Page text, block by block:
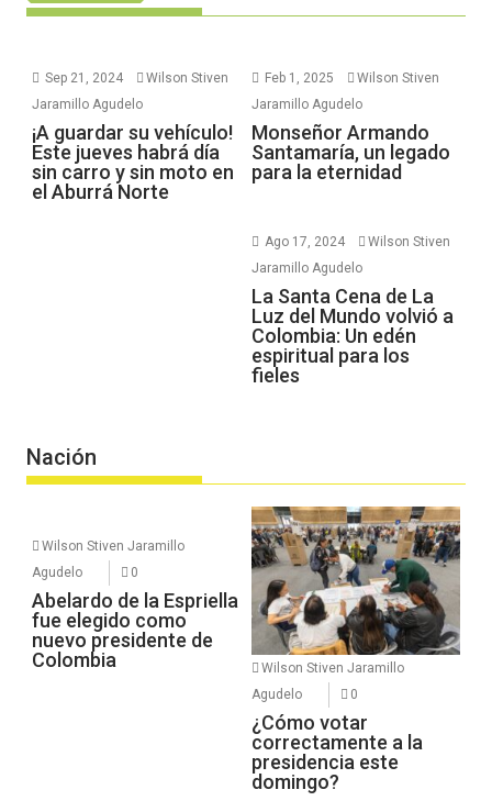
Sep 21, 2024
Wilson Stiven
Jaramillo Agudelo
¡A guardar su vehículo!
Este jueves habrá día
sin carro y sin moto en
el Aburrá Norte
Feb 1, 2025
Wilson Stiven
Jaramillo Agudelo
Monseñor Armando
Santamaría, un legado
para la eternidad
Ago 17, 2024
Wilson Stiven
Jaramillo Agudelo
La Santa Cena de La
Luz del Mundo volvió a
Colombia: Un edén
espiritual para los
fieles
Nación
Wilson Stiven Jaramillo
Agudelo
0
Abelardo de la Espriella
fue elegido como
nuevo presidente de
Colombia
Wilson Stiven Jaramillo
Agudelo
0
¿Cómo votar
correctamente a la
presidencia este
domingo?